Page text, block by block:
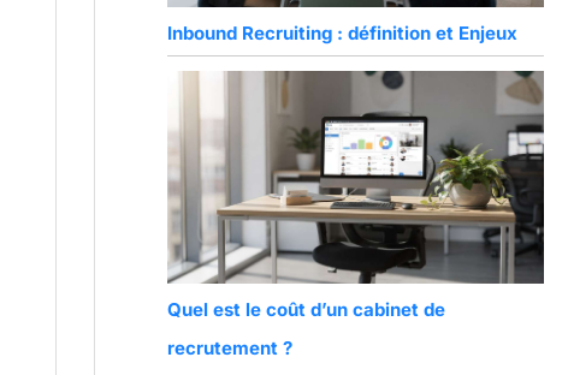
Inbound Recruiting : définition et Enjeux
Quel est le coût d’un cabinet de
recrutement ?